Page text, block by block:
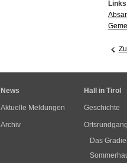
News
Aktuelle Meldungen
Archiv
Hall in Tirol
Geschichte
Ortsrundgang
Das